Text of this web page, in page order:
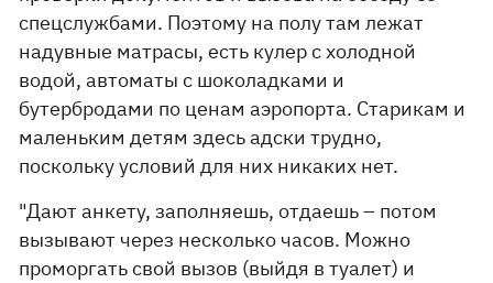
спецслужбами. Поэтому на полу там лежат
надувные матрасы, есть кулер с холодной
водой, автоматы с шоколадками и
бутербродами по ценам аэропорта. Старикам и
маленьким детям здесь адски трудно,
поскольку условий для них никаких нет.
"Дают анкету, заполняешь, отдаешь – потом
вызывают через несколько часов. Можно
проморгать свой вызов (выйдя в туалет) и